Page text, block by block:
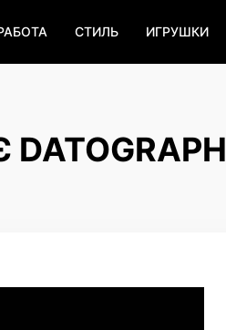
СТИЛЬ ИГРУШКИ